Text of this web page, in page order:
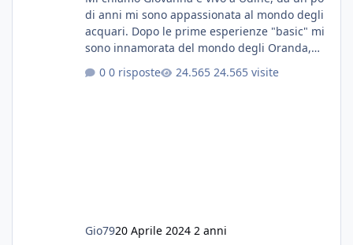
di anni mi sono appassionata al mondo degli
acquari. Dopo le prime esperienze "basic" mi
sono innamorata del mondo degli Oranda,
E' stata una bella scuola per quanto riguarda
0 risposte 24.565 visite
Gio7920 Aprile 2024 2 anni